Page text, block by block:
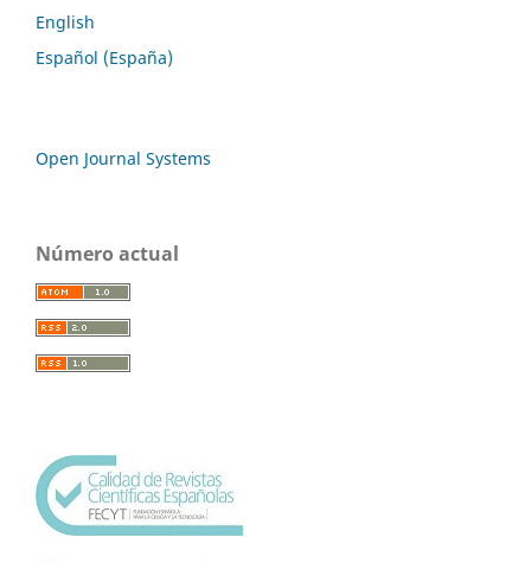
English
Español (España)
Open Journal Systems
Número actual